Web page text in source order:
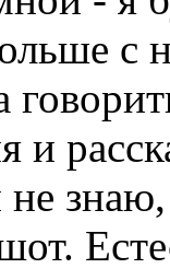
с
и
не